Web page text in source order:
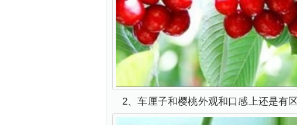
2、车厘子和樱桃外观和口感上还是有